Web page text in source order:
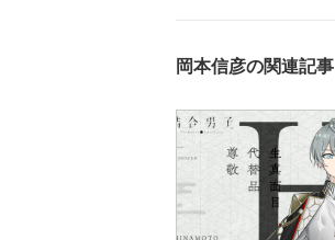
岡本信彦の関連記事